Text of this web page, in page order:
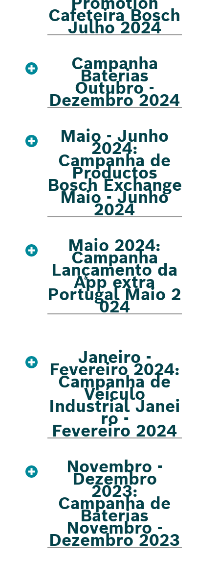
Cafeteira Bosch
Julho 2024
Campanha
Baterias
Outubro -
Dezembro 2024
Maio - Junho
2024:
Campanha de
Productos
Bosch Exchange
Maio - Junho
2024
Maio 2024:
Campanha
Lançamento da
App extra
Portugal Maio 2
024
Janeiro -
Fevereiro 2024:
Campanha de
Veículo
Industrial Janei
ro -
Fevereiro 2024
Novembro -
Dezembro
2023:
Campanha de
Baterias
Novembro -
Dezembro 2023